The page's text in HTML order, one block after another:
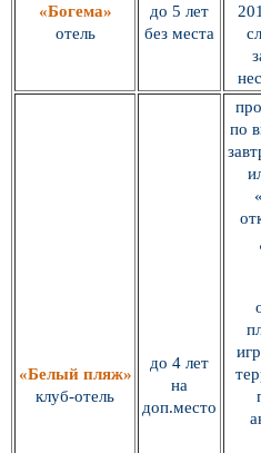
«Богема»
отель
до 5 лет
без места
«Белый пляж»
клуб-отель
до 4 лет
на
доп.место
по